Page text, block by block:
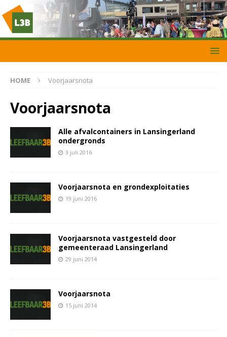
HOME Voorjaarsnota
Voorjaarsnota
Alle afvalcontainers in Lansingerland
ondergronds
3 juli 2016
Voorjaarsnota en grondexploitaties
19 juni 2016
Voorjaarsnota vastgesteld door
gemeenteraad Lansingerland
29 juni 2014
Voorjaarsnota
15 juni 2014